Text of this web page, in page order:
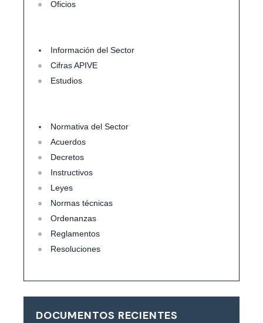
Oficios
Información del Sector
Cifras APIVE
Estudios
Normativa del Sector
Acuerdos
Decretos
Instructivos
Leyes
Normas técnicas
Ordenanzas
Reglamentos
Resoluciones
DOCUMENTOS RECIENTES